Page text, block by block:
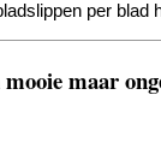
per blad
maar